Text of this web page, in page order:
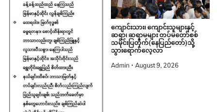
ကျောင်းသား၊ ကျောင်းသူများနှင့်
ဆရာ၊ ဆရာမများ တပ်မတော်စစ်
သမိုင်းပြတိုက်(နေပြည်တော်)သို့
သွားရောက်လေ့လာ
Admin August 9, 2026